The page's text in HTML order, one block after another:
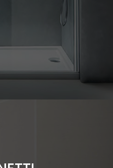
a tua disposizione...